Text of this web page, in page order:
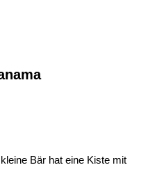
Bär hat eine Kiste mit